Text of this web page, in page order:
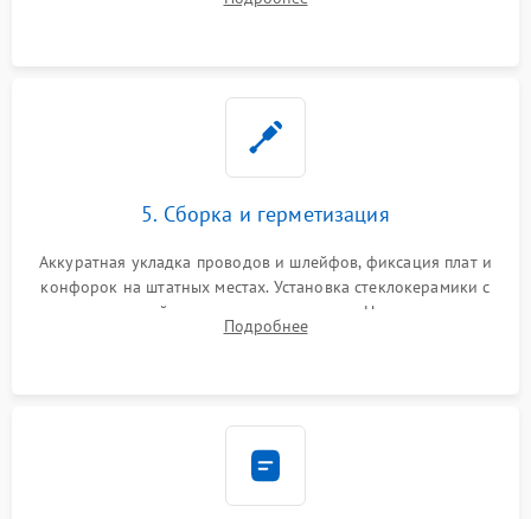
дорожек. Очистка контактов и замена поврежденной
5. Сборка и герметизация
Аккуратная укладка проводов и шлейфов, фиксация плат и
конфорок на штатных местах. Установка стеклокерамики с
проверкой равномерности зазоров. Нанесение
термостойкого герметика или укладка уплотнительной
Подробнее